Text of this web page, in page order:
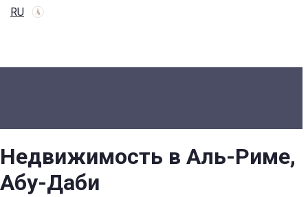
RU
Недвижимость в Аль-Риме,
Абу-Даби